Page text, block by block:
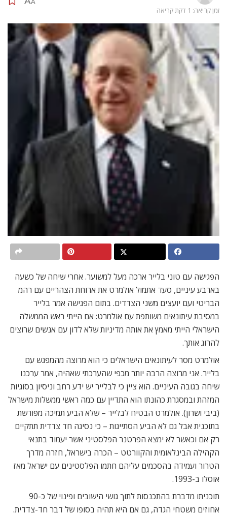
זמן קריאה: 1 דקת קריאה
A
הפגישה עם טוני בלייר ארכה מעל למשוער. אחרי שיחה של כשעה
בארבע עיניים, סעד אתמול אולמרט את ארוחת הצהריים עם רהמ
הבריטי ועם יועצים משני הצדדים. בתום הפגישה אמר בלייר
במסיבת עיתונאים משותפת עם אולמרט: אם הייתי ראש הממשלה
הישראלי הייתי מאמץ את אותה מדיניות שלא לדון עם אנשים שרוצים
להרוג אותך.
אולמרט מסר לעיתונאים הישראלים כי הוא מרוצה מהמפגש עם
בלייר. אני מרוצה הרבה יותר מכפי שהערכתי שאהיה, אמר ערכנו
שיחה בגובה העיניים. הוא ציין כי לבלייר יש ידע רחב וניסיון בסוגיות
המזהת ובמסגרת כהונתו הוא התדיין עם כמה ראשי ממשלות מישראל
(ביבי ושרון). אולמרט הבטיח לבלייר – שלא הביע תמיכה מפורשת
בתוכנית אבל גם לא הביע הסתייגות – כי נסיגה חד צדדית תתקיים
רק אם וכאשר לא ימצא הפרטנר הפלסטיני אשר יעמוד בתנאי
הקהילה הבינלאומית והקוורטט – הכרה בישראל, חזרה מדרך
הטרור ועמידה בהסכמים עליהם חתמו הפלסטינים עם ישראל מאז
אוסלו ב-1993.
תוכניתו מדברת בהתכנסות לתוך גושי הישובים ופינוי של כ-90
אחוזים משטחי הגדה, גם אם היא תהיה בסופו של דבר חד-צדדית.